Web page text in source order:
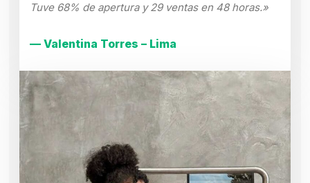
Tuve 68% de apertura y 29 ventas en 48 horas.»
— Valentina Torres – Lima